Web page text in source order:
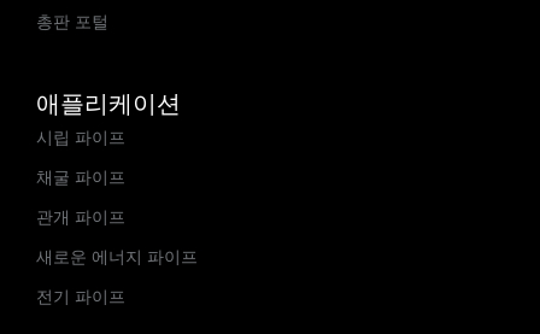
총판 포털
애플리케이션
시립 파이프
채굴 파이프
관개 파이프
새로운 에너지 파이프
전기 파이프